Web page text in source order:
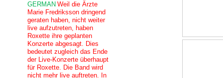
GERMAN Weil die Ärzte
Marie Fredriksson dringend
geraten haben, nicht weiter
live aufzutreten, haben
Roxette ihre geplanten
Konzerte abgesagt. Dies
bedeutet zugleich das Ende
der Live-Konzerte überhaupt
für Roxette. Die Band wird
nicht mehr live auftreten. In